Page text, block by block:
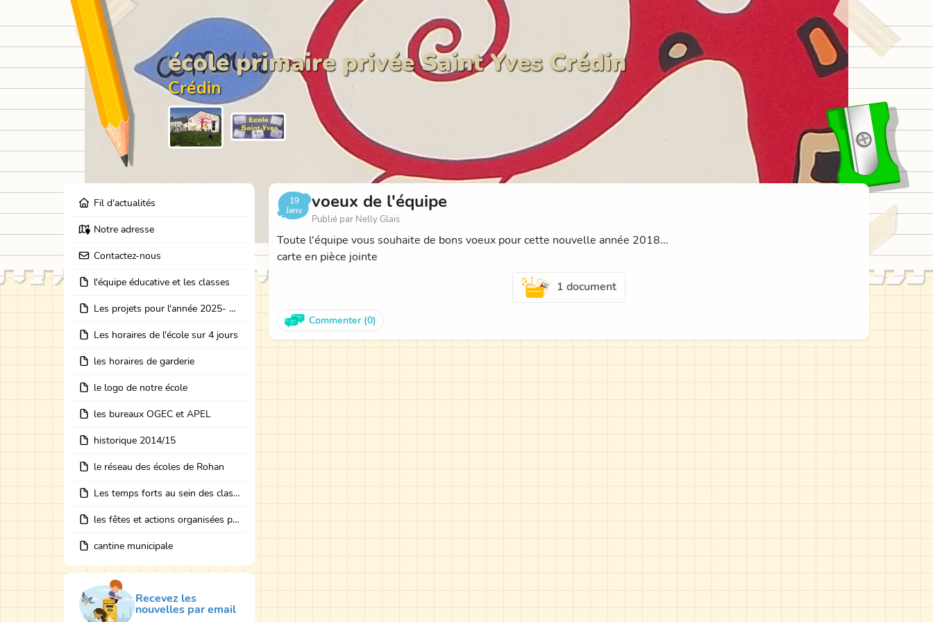
école primaire privée Saint Yves Crédin
Crédin
Fil d'actualités
Notre adresse
Contactez-nous
l'équipe éducative et les classes
Les projets pour l'année 2025- 2026: école dehors, journées partage des classes, et coopération avec les résidents de l'EHPAD
Les horaires de l'école sur 4 jours
les horaires de garderie
le logo de notre école
les bureaux OGEC et APEL
historique 2014/15
le réseau des écoles de Rohan
Les temps forts au sein des classes avec des intervenants
les fêtes et actions organisées par les bureaux
cantine municipale
Recevez les
nouvelles par email
19
Janv.
voeux de l'équipe
Publié par Nelly Glais
Toute l'équipe vous souhaite de bons voeux pour cette nouvelle année 2018...
carte en pièce jointe
1 document
Commenter (0)